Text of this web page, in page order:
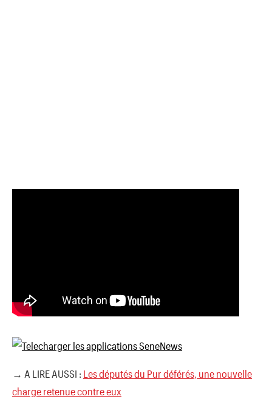
→ A LIRE AUSSI : Les députés du Pur déférés, une nouvelle
charge retenue contre eux